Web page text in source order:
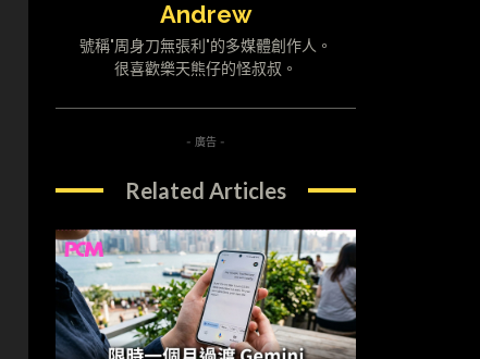
Andrew
號稱"周身刀無張利"的多媒體創作人。
很喜歡樂天熊仔的怪叔叔。
- 廣告 -
Related Articles